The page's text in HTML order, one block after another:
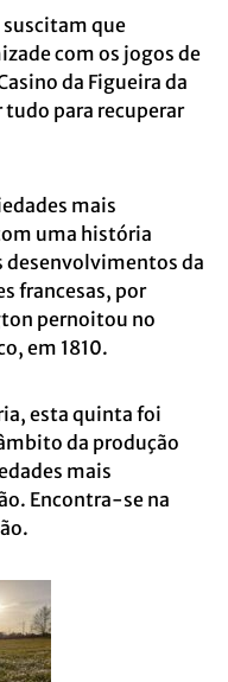
suscitam que
com os jogos de
da Figueira da
tudo para recuperar
mais
uma história
desenvolvimentos da
francesas, por
pernoitou no
em 1810.
esta quinta foi
da produção
mais
Encontra-se na